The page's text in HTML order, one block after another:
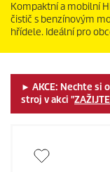
Kompaktní a mobilní
čistič s benzínovým
hřídele. Ideální pro
► AKCE: Nechte si
stroj v akci "